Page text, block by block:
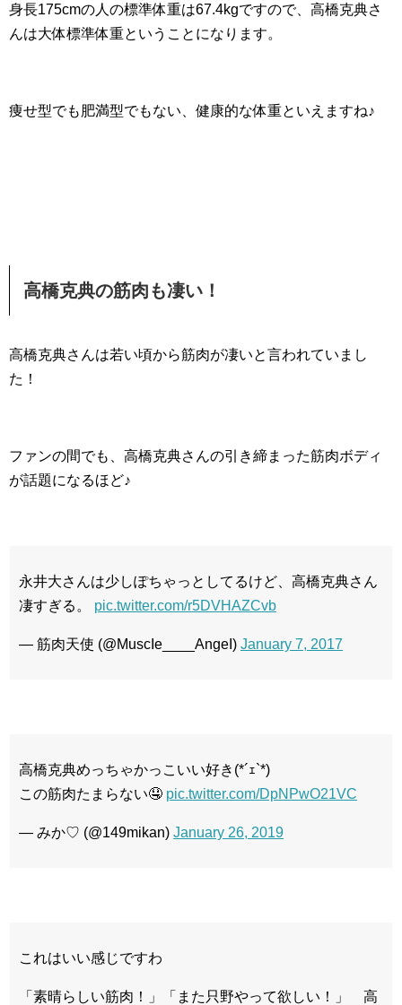
身長175cmの人の標準体重は67.4kgですので、高橋克典さ
んは大体標準体重ということになります。
痩せ型でも肥満型でもない、健康的な体重といえますね♪
高橋克典の筋肉も凄い！
高橋克典さんは若い頃から筋肉が凄いと言われていまし
た！
ファンの間でも、高橋克典さんの引き締まった筋肉ボディ
が話題になるほど♪
永井大さんは少しぽちゃっとしてるけど、高橋克典さん
凄すぎる。 pic.twitter.com/r5DVHAZCvb
— 筋肉天使 (@MuscIe____AngeI) January 7, 2017
高橋克典めっちゃかっこいい好き(*´ｪ`*)
この筋肉たまらない🤤 pic.twitter.com/DpNPwO21VC
— みか♡ (@149mikan) January 26, 2019
これはいい感じですわ
「素晴らしい筋肉！」「また只野やって欲しい！」 高